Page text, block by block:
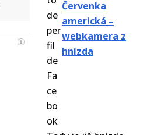
Červenka
americká –
webkamera z
hnízda